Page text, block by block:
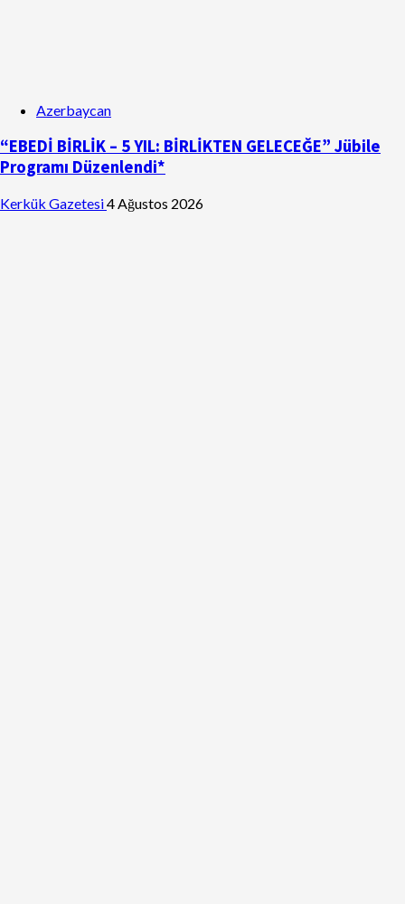
Azerbaycan
“EBEDİ BİRLİK – 5 YIL: BİRLİKTEN GELECEĞE” Jübile
Programı Düzenlendi*
Kerkük Gazetesi4 Ağustos 2026